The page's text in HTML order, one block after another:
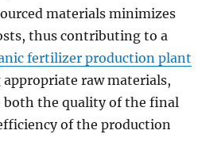
materials minimizes
thus contributing to a
fertilizer production plant
appropriate raw materials,
both the quality of the final
of the production